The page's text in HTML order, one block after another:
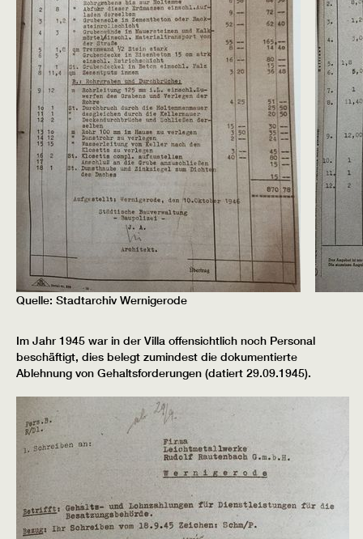
Quelle: Stadtarchiv Wernigerode
Im Jahr 1945 war in der Villa offensichtlich noch Personal
beschäftigt, dies belegt zumindest die dokumentierte
Ablehnung von Gehaltsforderungen (datiert 29.09.1945).